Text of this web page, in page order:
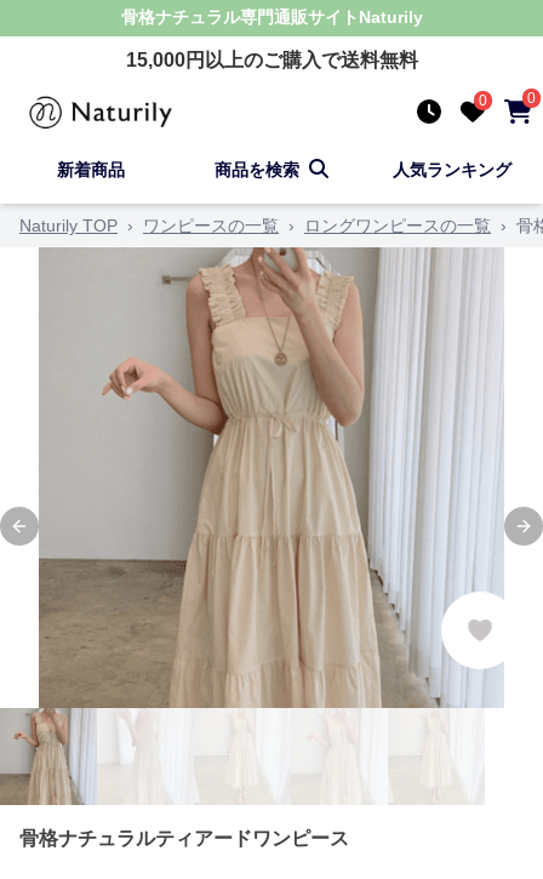
骨格ナチュラル専門通販サイト Naturily
15,000円以上のご購入で送料無料
0 0
新着商品 商品を検索 人気ランキング
Naturily TOP › ワンピースの一覧 › ロングワンピースの一覧 › 骨
Previous slide
骨格ナチュラルティアードワンピース